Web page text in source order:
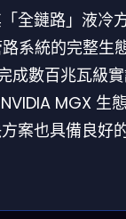
全鏈路」液冷
系統的完整生
成數百兆瓦級
MGX 生
案也具備良好